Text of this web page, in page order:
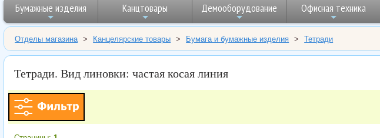
Бумажные изделия Канцтовары Демооборудование Офисная техника
Отделы магазина > Канцелярские товары > Бумага и бумажные изделия > Тетради
Тетради. Вид линовки: частая косая линия